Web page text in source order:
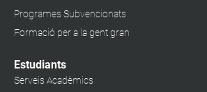
Programes Subvencionats
Formació per a la gent gran
Estudiants
Serveis Acadèmics